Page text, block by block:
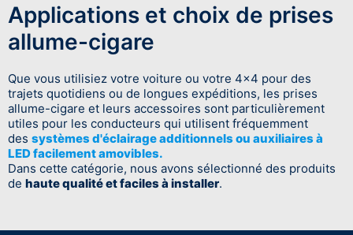
Applications et choix de prises
allume-cigare
Que vous utilisiez votre voiture ou votre 4x4 pour des
trajets quotidiens ou de longues expéditions, les prises
allume-cigare et leurs accessoires sont particulièrement
utiles pour les conducteurs qui utilisent fréquemment
des systèmes d'éclairage additionnels ou auxiliaires à
LED facilement amovibles.
Dans cette catégorie, nous avons sélectionné des produits
de haute qualité et faciles à installer.